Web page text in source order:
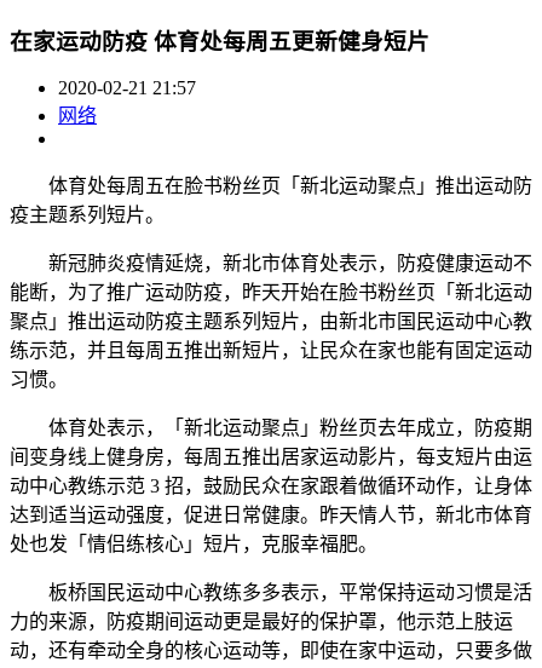
在家运动防疫 体育处每周五更新健身短片
2020-02-21 21:57
网络
体育处每周五在脸书粉丝页「新北运动聚点」推出运动防
疫主题系列短片。
新冠肺炎疫情延烧，新北市体育处表示，防疫健康运动不
能断，为了推广运动防疫，昨天开始在脸书粉丝页「新北运动
聚点」推出运动防疫主题系列短片，由新北市国民运动中心教
练示范，并且每周五推出新短片，让民众在家也能有固定运动
习惯。
体育处表示，「新北运动聚点」粉丝页去年成立，防疫期
间变身线上健身房，每周五推出居家运动影片，每支短片由运
动中心教练示范 3 招，鼓励民众在家跟着做循环动作，让身体
达到适当运动强度，促进日常健康。昨天情人节，新北市体育
处也发「情侣练核心」短片，克服幸福肥。
板桥国民运动中心教练多多表示，平常保持运动习惯是活
力的来源，防疫期间运动更是最好的保护罩，他示范上肢运
动，还有牵动全身的核心运动等，即使在家中运动，只要多做